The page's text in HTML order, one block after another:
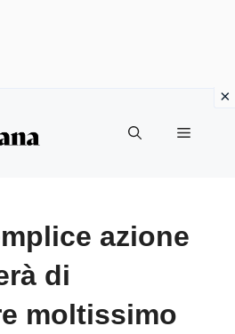
Menu
azione
di
moltissimo